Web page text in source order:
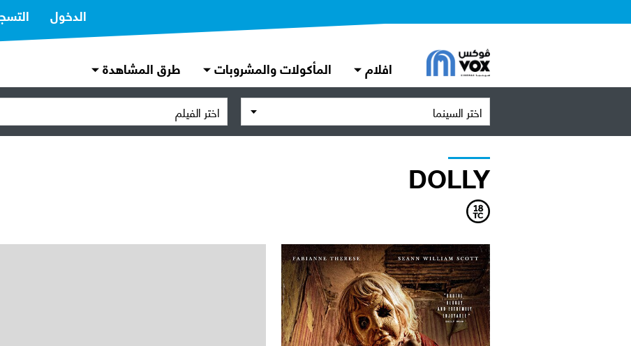
الدخول
افلام المأكولات والمشروبات طرق المشاهدة
اختر السينما اختر الفيلم
DOLLY